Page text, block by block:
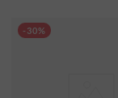
-30%